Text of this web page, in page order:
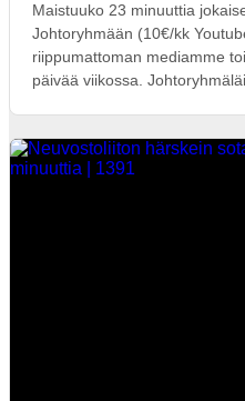
Maistuuko 23 minuuttia
Johtoryhmään (10€/kk
riippumattoman mediamme
päivää viikossa.